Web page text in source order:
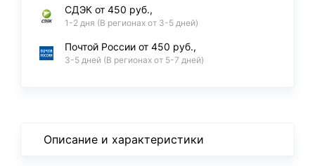
СДЭК от 450 руб.,
1-2 дня (В регионах от 3-5 дней)
Почтой России от 450 руб.,
3-5 дней (В регионах от 5-7 дней)
Описание и характеристики